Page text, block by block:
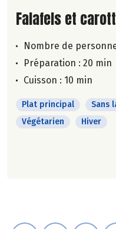
Lire la suite de
Falafels et
Nombre de
Préparation : 20 min
Cuisson : 10 min
Plat principal Sans
Végétarien
Hiver